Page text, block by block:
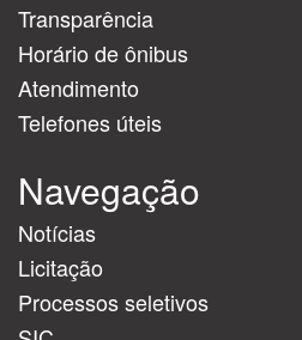
Transparência
Horário de ônibus
Atendimento
Telefones úteis
Navegação
Notícias
Licitação
Processos seletivos